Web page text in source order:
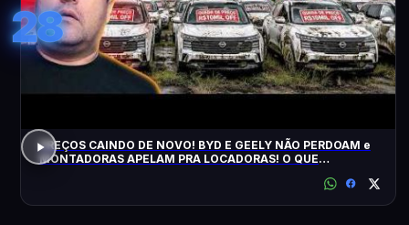
28
PREÇOS CAINDO DE NOVO! BYD E GEELY NÃO PERDOAM e
MONTADORAS APELAM PRA LOCADORAS! O QUE